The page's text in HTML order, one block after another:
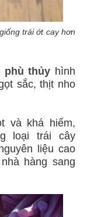
trái ớt cay hơn
phù thủy hình
sắc, thịt nho
và khá hiếm,
loại trái cây
liệu cao
hàng sang